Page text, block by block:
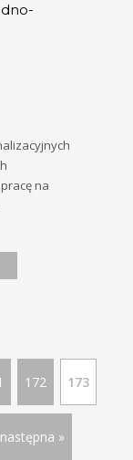
na
172 173
następna »